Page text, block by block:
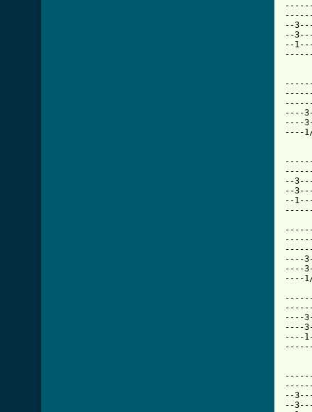
--
--
--
----
----
----
--
--
--
----
----
----
----
----
----
--
--